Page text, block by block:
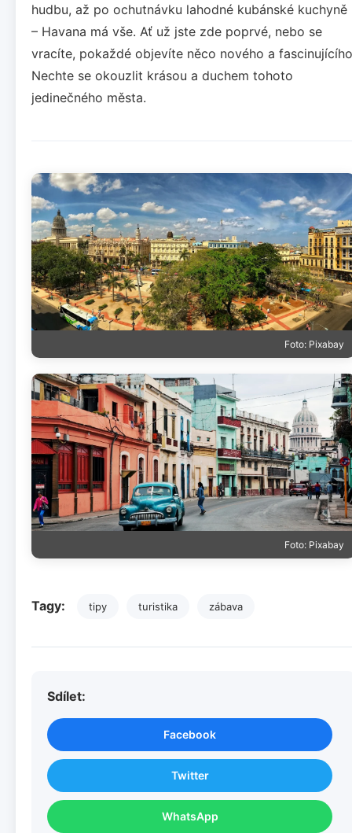
hudbu, až po ochutnávku lahodné kubánské kuchyně
– Havana má vše. Ať už jste zde poprvé, nebo se
vracíte, pokaždé objevíte něco nového a
Nechte se okouzlit krásou a duchem tohoto
jedinečného města.
Foto: Pixabay
Foto: Pixabay
Tagy: tipy turistika zábava
Sdílet:
Facebook
Twitter
WhatsApp